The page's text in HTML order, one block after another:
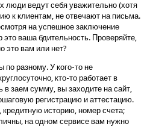
люди ведут себя уважительно (хотя
к клиентам, не отвечают на письма.
на успешное заключение
ваша бдительность. Проверяйте,
это вам или нет?
разному. У кого-то не
кто-то работает в
заем сумму, вы заходите на сайт,
регистрацию и аттестацию.
кредитную историю, номер счета;
на одном сервисе вам нужно